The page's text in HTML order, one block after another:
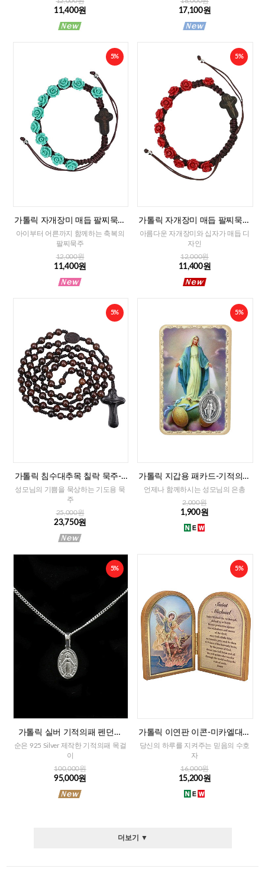
11,400원 17,100원
5%
가톨릭 자개장미 매듭 팔찌묵주
(민트)-8mm
아이부터 어른까지 함께하는 축복의
팔찌묵주
12,000원
11,400원
5%
가톨릭 자개장미 매듭 팔찌묵주
(레드)-8mm
아름다운 자개장미와 십자가 매듭 디
자인
12,000원
11,400원
5%
가톨릭 침수대추목 칠락 묵주-8
mm
성모님의 기쁨을 묵상하는 기도용 묵
주
25,000원
23,750원
5%
가톨릭 지갑용 패카드-기적의성
모님(이태리)
언제나 함께하시는 성모님의 은총
2,000원
1,900원
5%
가톨릭 실버 기적의패 펜던트
+목걸이줄
순은 925 Silver 제작한 기적의패 목걸
이
100,000원
95,000원
5%
가톨릭 이연판 이콘-미카엘대천
사+기도문(이태리)
당신의 하루를 지켜주는 믿음의 수호
자
16,000원
15,200원
더보기 ▼